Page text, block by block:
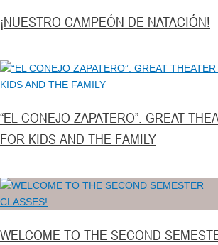
¡NUESTRO CAMPEÓN DE NATACIÓN!
“EL CONEJO ZAPATERO”: GREAT
FOR KIDS AND THE FAMILY
WELCOME TO THE SECOND